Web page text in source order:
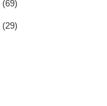
(69)
(29)